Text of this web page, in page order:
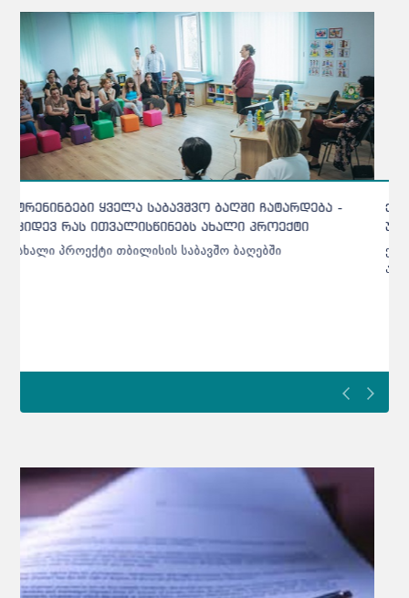
ქარელის საბავშვო ბაღებში შეტანილი ხორცი
უხარისხო აღმოჩნდა - დეტალები
ქარელის საბავშვო ბაღებში შეტანილი ხორცი უხარისხო